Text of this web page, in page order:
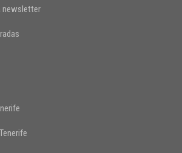
newsletter